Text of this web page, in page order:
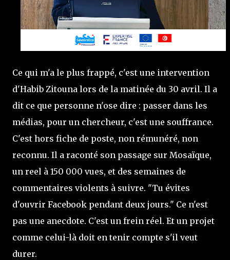
Ce qui m'a le plus frappé, c'est une intervention
d'Habib Zitouna lors de la matinée du 30 avril. Il a
dit ce que personne n'ose dire : passer dans les
médias, pour un chercheur, c'est une souffrance.
C'est hors fiche de poste, non rémunéré, non
reconnu. Il a raconté son passage sur Mosaïque,
un reel à 150 000 vues, et des semaines de
commentaires violents à suivre. "Tu évites
d'ouvrir Facebook pendant deux jours." Ce n'est
pas une anecdote. C'est un frein réel. Et un projet
comme celui-là doit en tenir compte s'il veut
durer.